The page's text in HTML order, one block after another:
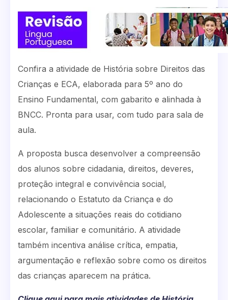
Confira a atividade de História sobre Direitos das
Crianças e ECA, elaborada para 5º ano do
Ensino Fundamental, com gabarito e alinhada à
BNCC. Pronta para usar, com tudo para sala de
aula.
A proposta busca desenvolver a compreensão
dos alunos sobre cidadania, direitos, deveres,
proteção integral e convivência social,
relacionando o Estatuto da Criança e do
Adolescente a situações reais do cotidiano
escolar, familiar e comunitário. A atividade
também incentiva análise crítica, empatia,
argumentação e reflexão sobre como os direitos
das crianças aparecem na prática.